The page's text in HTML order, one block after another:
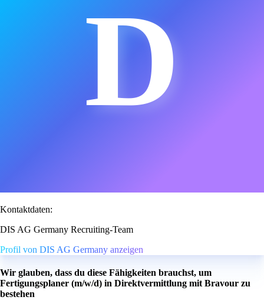
D
Kontaktdaten:
DIS AG Germany Recruiting-Team
Profil von DIS AG Germany anzeigen
Wir glauben, dass du diese Fähigkeiten brauchst, um
Fertigungsplaner (m/w/d) in Direktvermittlung mit Bravour zu
bestehen